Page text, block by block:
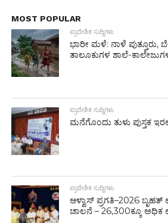
MOST POPULAR
ಪ್ರಾದೇಶಿಕ ಸುದ್ದಿಗಳು
ಭಾರೀ ಮಳೆ: ನಾಳೆ ಪುತ್ತೂರು,
ತಾಲೂಕುಗಳ ಶಾಲೆ-
ಪ್ರಾದೇಶಿಕ ಸುದ್ದಿಗಳು
ಮನೆಗೊಂದು ತುಳು ಪುಸ್ತಕ
ಪ್ರಾದೇಶಿಕ ಸುದ್ದಿಗಳು
ಆಳ್ವಾಸ್ ಪ್ರಗತಿ–2026
ಚಾಲನೆ – 26,300ಕ್ಕೂ ಅಧಿಕ